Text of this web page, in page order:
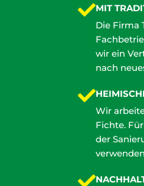
MIT
Die Firma
wir ein
nach
Wir
Fichte.
der